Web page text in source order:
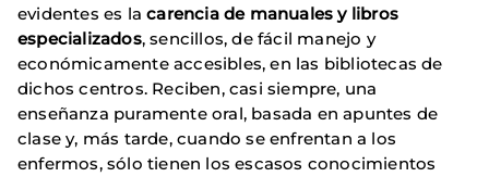
evidentes es lacarencia de manuales y libros
especializados, sencillos, de fácil manejo y
económicamente accesibles, en las bibliotecas de
dichos centros. Reciben, casi siempre, una
enseñanza puramente oral, basada en apuntes de
clase y, más tarde, cuando se enfrentan a los
enfermos, sólo tienen los escasos conocimientos